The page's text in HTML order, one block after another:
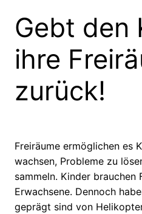
Gebt den
ihre
zurück!
Freiräume ermöglichen es
wachsen, Probleme zu
sammeln. Kinder brauchen
Erwachsene. Dennoch
geprägt sind von